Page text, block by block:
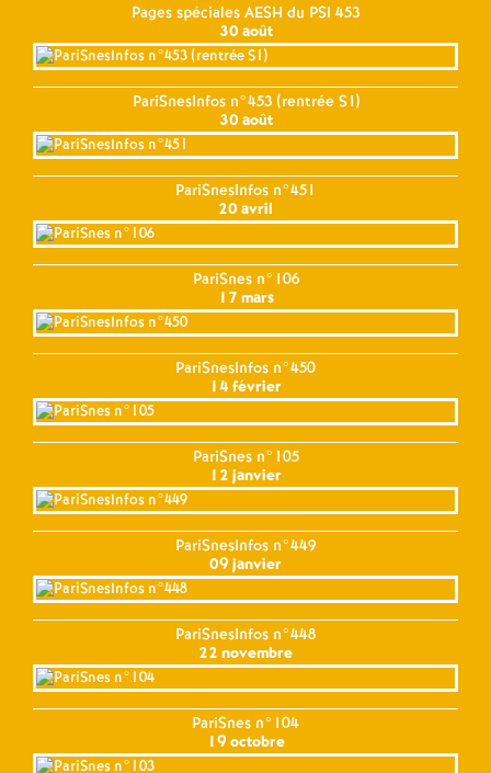
Pages spéciales AESH du PSI 453
30 août
PariSnesInfos n°453 (rentrée S1)
30 août
PariSnesInfos n°451
20 avril
PariSnes n°106
17 mars
PariSnesInfos n°450
14 février
PariSnes n°105
12 janvier
PariSnesInfos n°449
09 janvier
PariSnesInfos n°448
22 novembre
PariSnes n°104
19 octobre